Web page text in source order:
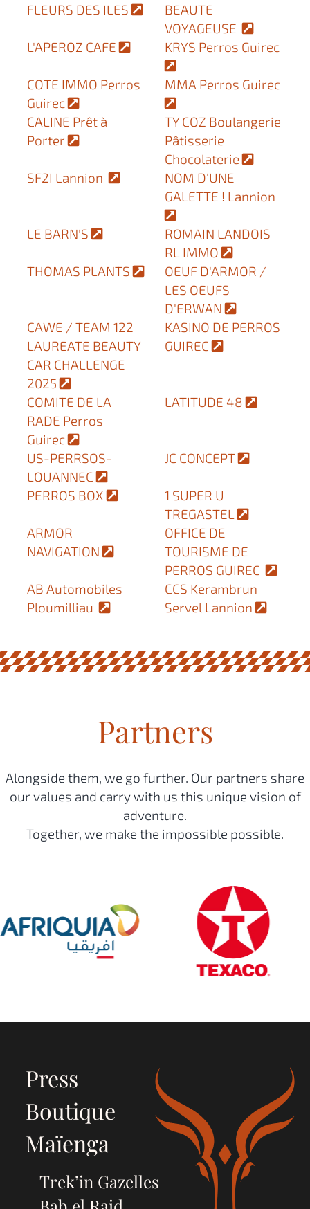
FLEURS DES ILES
BEAUTE
VOYAGEUSE
L'APEROZ CAFE
KRYS Perros Guirec
COTE IMMO Perros
Guirec
MMA Perros Guirec
CALINE Prêt à
Porter
TY COZ Boulangerie
Pâtisserie
Chocolaterie
SF2I Lannion
NOM D'UNE
GALETTE ! Lannion
LE BARN'S
ROMAIN LANDOIS
RL IMMO
THOMAS PLANTS
OEUF D'ARMOR /
LES OEUFS
D'ERWAN
CAWE / TEAM 122
LAUREATE BEAUTY
CAR CHALLENGE
2025
KASINO DE PERROS
GUIREC
COMITE DE LA
RADE Perros
Guirec
LATITUDE 48
US-PERRSOS-
LOUANNEC
JC CONCEPT
PERROS BOX
1 SUPER U
TREGASTEL
ARMOR
NAVIGATION
OFFICE DE
TOURISME DE
PERROS GUIREC
AB Automobiles
Ploumilliau
CCS Kerambrun
Servel Lannion
Partners
Alongside them, we go further. Our partners share
our values and carry with us this unique vision of
adventure.
Together, we make the impossible possible.
Press
Boutique
Maïenga
Trek’in Gazelles